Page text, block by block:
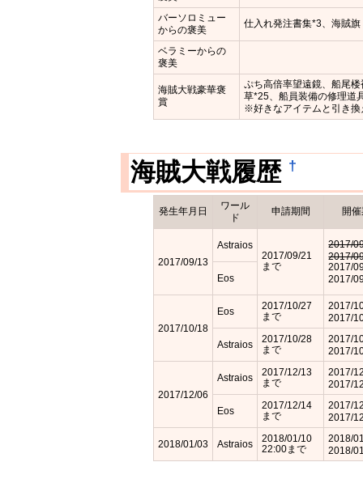
バーソロミュー
からの褒美
仕入れ発注書集*3、海賊旗
ベラミーからの
褒美
海賊大戦豪華褒
賞
ぷち高倍率望遠鏡、船尾
草*25、船員装備の修理道
※好きなアイテムと引き換
海賊大戦履歴 †
発生年月日
ワール
ド
申請期間 開
2017/09/13
Astraios
2017/09/21
まで
2017/
2017/
2017/
2017/
Eos
2017/10/18
Eos
2017/10/27
まで
2017/
2017/
Astraios
2017/10/28
まで
2017/
2017/
2017/12/06
Astraios
2017/12/13
まで
2017/
2017/
Eos
2017/12/14
まで
2017/
2017/
2018/01/03 Astraios
2018/01/10
22:00まで
2018/
2018/